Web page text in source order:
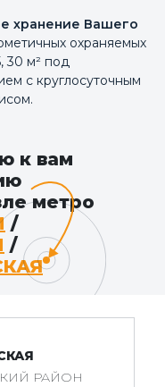
хранение Вашего
охраняемых
30 м² под
с круглосуточным
к вам
метро
/
/
РАЙОН